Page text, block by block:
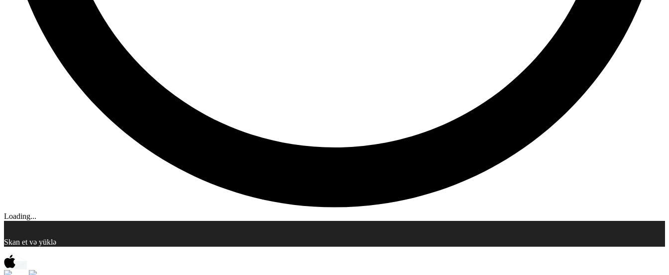
Loading...
Skan et və yüklə